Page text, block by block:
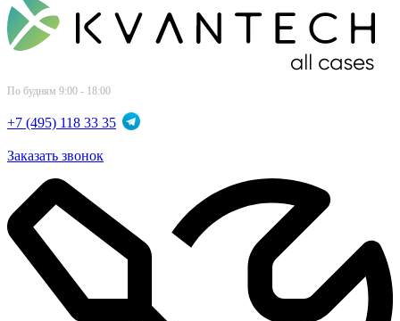
По будням 9:00 - 18:00
+7 (495) 118 33 35
Заказать звонок